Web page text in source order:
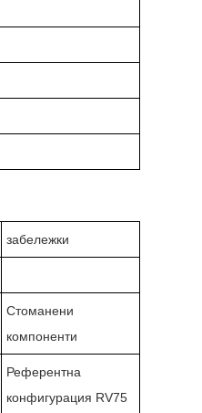
забележки
Стоманени
компоненти
Референтна
конфигурация RV75